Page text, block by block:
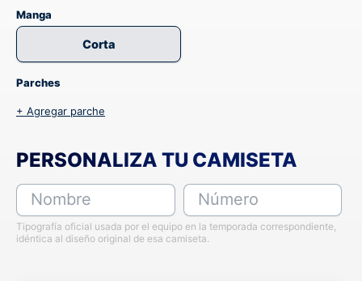
Manga
Corta
Parches
+ Agregar parche
PERSONALIZA TU CAMISETA
Nombre Número
Tipografía oficial usada por el equipo en la temporada correspondiente,
idéntica al diseño original de esa camiseta.